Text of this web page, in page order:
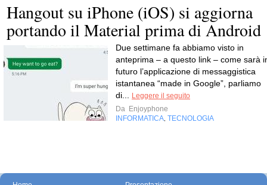
Hangout su iPhone (iOS) si aggiorna
portando il Material prima di Android
Due settimane fa abbiamo visto in
anteprima – a questo link – come sarà
futuro l’applicazione di messaggistica
istantanea “made in Google”, parliamo
di...
Leggere il seguito
Da Enjoyphone
INFORMATICA TECNOLOGIA